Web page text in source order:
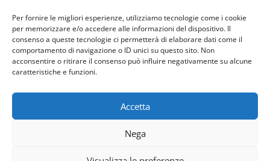
Per fornire le migliori esperienze, utilizziamo tecnologie come i cookie
per memorizzare e/o accedere alle informazioni del dispositivo. Il
consenso a queste tecnologie ci permetterà di elaborare dati come il
comportamento di navigazione o ID unici su questo sito. Non
acconsentire o ritirare il consenso può influire negativamente su alcune
caratteristiche e funzioni.
Accetta
Nega
Impresa
Programmazione e Sviluppo del Territorio
Energia e Ambiente
Sicurezza sui luoghi di lavoro